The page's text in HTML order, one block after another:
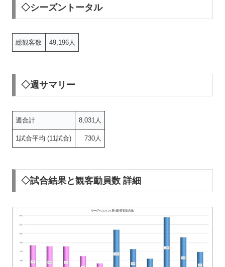
◇シーズントータル
総観客数 49,196人
◇週サマリー
週合計 8,031人
1試合平均 (11試合) 730人
◇試合結果と観客動員数 詳細